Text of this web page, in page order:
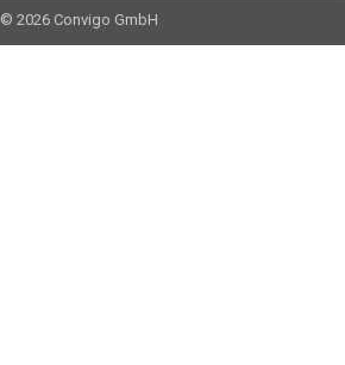
© 2026 Convigo GmbH